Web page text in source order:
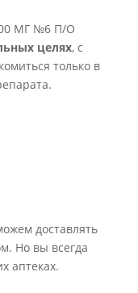
МГ №6 П/О
целях, с
только в
доставлять
Но вы всегда
аптеках.